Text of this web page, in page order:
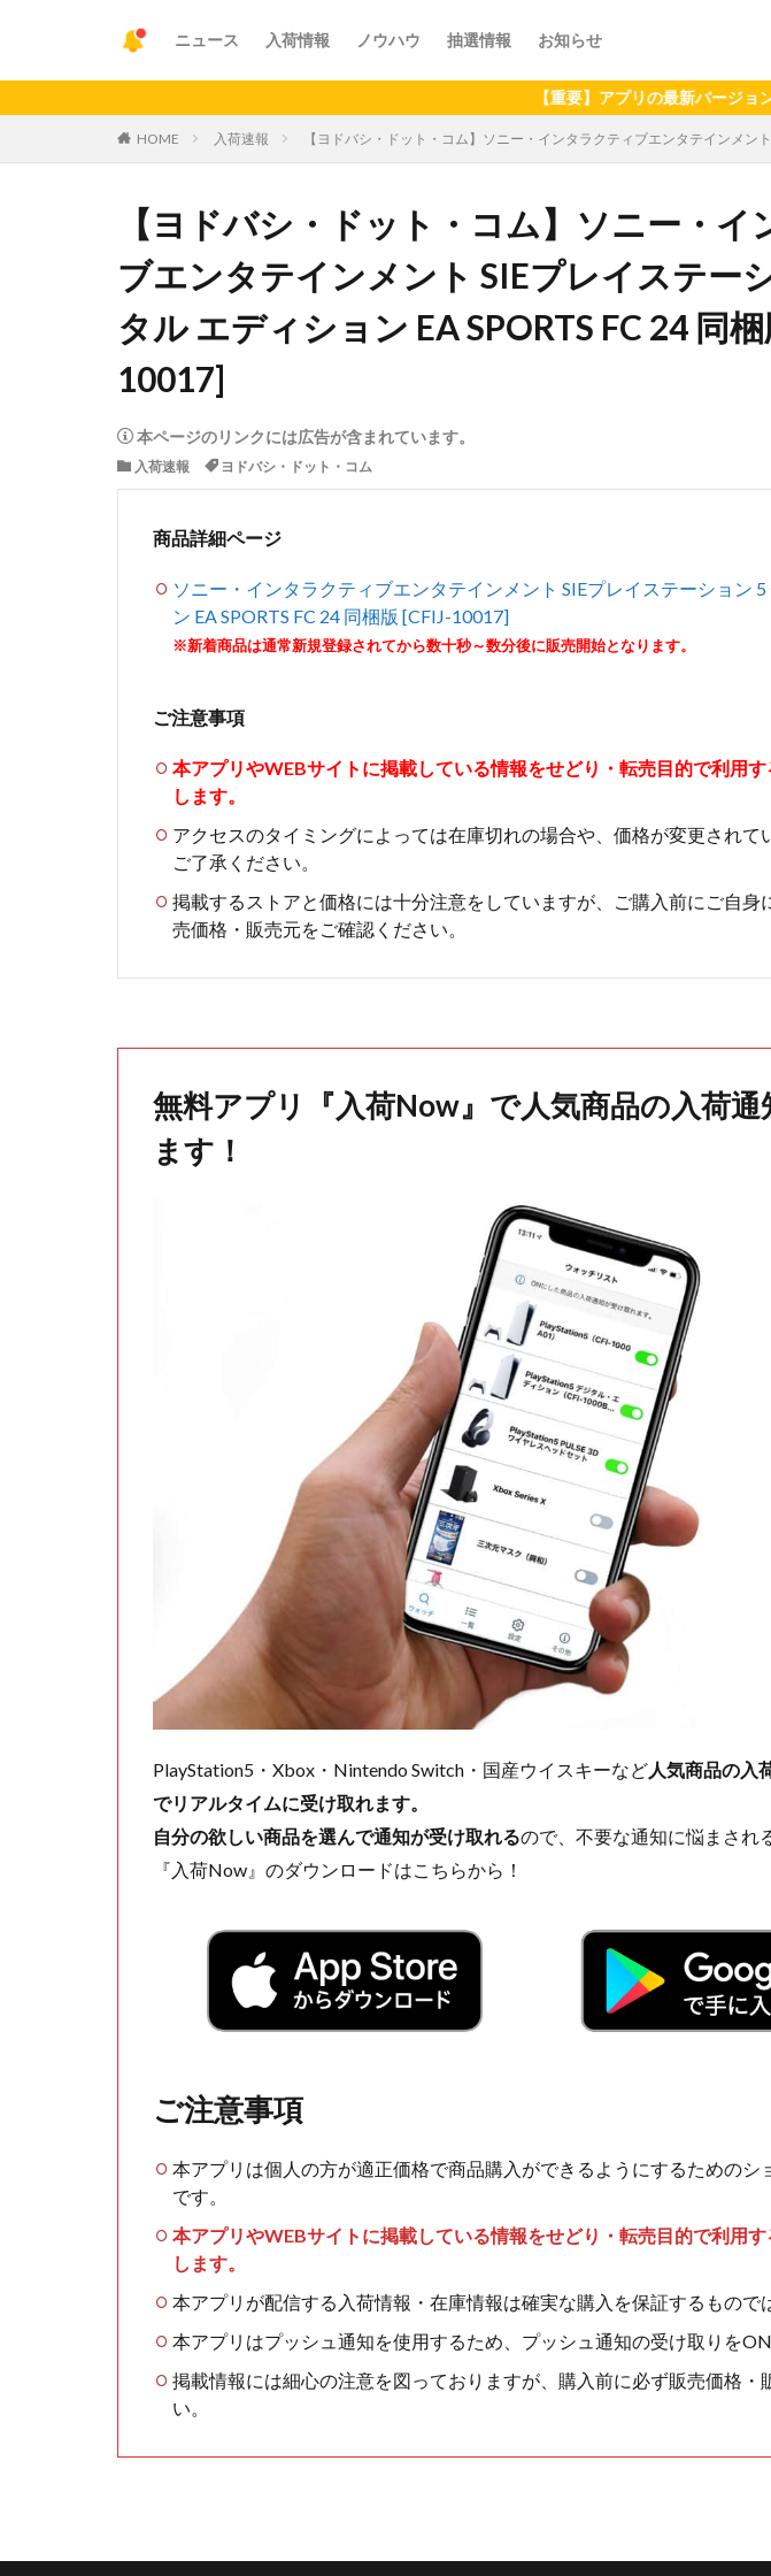
ニュース 入荷情報 ノウハウ 抽選情報 お知らせ
【重要】アプリの最新バージョンへのア
HOME 入荷速報 【ヨドバシ・ドット・コム】ソニー・インタラクティブエンタテインメン
【ヨドバシ・ドット・コム】ソニー・イ
ブエンタテインメント SIEプレイステー
タル エディション EA SPORTS FC 24 同
10017]
本ページのリンクには広告が含まれています。
入荷速報 ヨドバシ・ドット・コム
商品詳細ページ
ソニー・インタラクティブエンタテインメント SIEプレイステーション 5
ン EA SPORTS FC 24 同梱版 [CFIJ-10017]
※新着商品は通常新規登録されてから数十秒～数分後に販売開始となります。
ご注意事項
本アプリやWEBサイトに掲載している情報をせどり・転売目的で利用
します。
アクセスのタイミングによっては在庫切れの場合や、価格が変更されて
ご了承ください。
掲載するストアと価格には十分注意をしていますが、ご購入前にご自身
売価格・販売元をご確認ください。
無料アプリ『入荷Now』で人気商品の入荷
ます！
PlayStation5・Xbox・Nintendo Switch・国産ウイスキーなど人気商品の入
でリアルタイムに受け取れます。
自分の欲しい商品を選んで通知が受け取れるので、不要な通知に悩まされ
『入荷Now』のダウンロードはこちらから！
ご注意事項
本アプリは個人の方が適正価格で商品購入ができるようにするためのシ
です。
本アプリやWEBサイトに掲載している情報をせどり・転売目的で利用
します。
本アプリが配信する入荷情報・在庫情報は確実な購入を保証するもので
本アプリはプッシュ通知を使用するため、プッシュ通知の受け取りをON
掲載情報には細心の注意を図っておりますが、購入前に必ず販売価格・
い。